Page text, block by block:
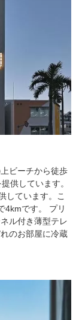
ビーチから徒歩
供しています。
しています。こ
4kmです。 プリ
ル付き薄型テレ
のお部屋に冷蔵